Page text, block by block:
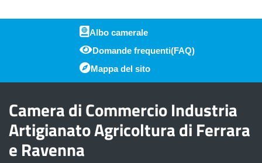
Piè di pagina
Albo camerale
Domande frequenti(FAQ)
Mappa del sito
Camera di Commercio Industria
Artigianato Agricoltura di Ferrara
e Ravenna